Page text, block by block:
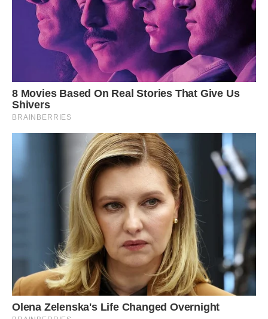
вкладати душу в усе, що робиш для близьких, бо тільки
так можна побудувати справжній дім. Наша кухня стала
місцем сили, де ми збираємося вечорами, п’ємо компот і
згадуємо, як починався цей шлях.
Олег часто жартує, що треба було раніше відкрити цей
“бізнес”, але ми обидва розуміємо, що справа не в бізнесі,
а в тому, на що здатна людина заради тих, кого любить.
Ганна Степанівна тільки посміхається у відповідь і каже,
додасться. Вона і зараз, попри вік, не може сидіти без
діла, завжди щось вигадує, щось готує, наче намагається
наздогнати час.